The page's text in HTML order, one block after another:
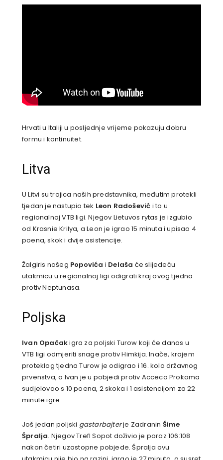
Hrvati u Italiji u posljednje vrijeme pokazuju dobru
formu i kontinuitet.
Litva
U Litvi su trojica naših predstavnika, međutim protekli
tjedan je nastupio tek Leon Radošević i to u
regionalnoj VTB ligi. Njegov Lietuvos rytas je izgubio
od Krasnie Krilya, a Leon je igrao 15 minuta i upisao 4
poena, skok i dvije asistencije.
Žalgiris našeg Popovića i Delaša će slijedeću
utakmicu u regionalnoj ligi odigrati kraj ovog tjedna
protiv Neptunasa.
Poljska
Ivan Opačakigra za poljski Turow koji će danas u
VTB ligi odmjeriti snage protiv Himkija. Inače, krajem
proteklog tjedna Turow je odigrao i 16. kolo državnog
prvenstva, a Ivan je u pobjedi protiv Acceco Prokoma
sudjelovao s 10 poena, 2 skoka i 1 asistencijom za 22
minute igre.
Još jedan poljski gastarbajterje Zadranin Šime
Špralja. Njegov Trefl Sopot doživio je poraz 106:108
nakon četiri uzastopne pobjede. Špralja ovu